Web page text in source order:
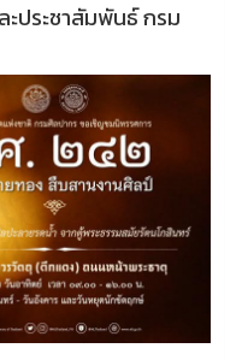
ประชาสัมพันธ์ กรม